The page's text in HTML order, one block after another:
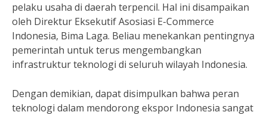
pelaku usaha di daerah terpencil. Hal ini disampaikan
oleh Direktur Eksekutif Asosiasi E-Commerce
Indonesia, Bima Laga. Beliau menekankan pentingnya
pemerintah untuk terus mengembangkan
infrastruktur teknologi di seluruh wilayah Indonesia.
Dengan demikian, dapat disimpulkan bahwa peran
teknologi dalam mendorong ekspor Indonesia sangat